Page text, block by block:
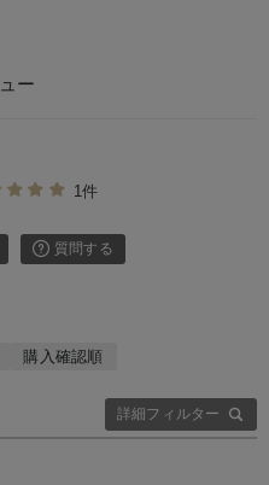
ー
1件
質問する
詳細フィルター
購入確認順